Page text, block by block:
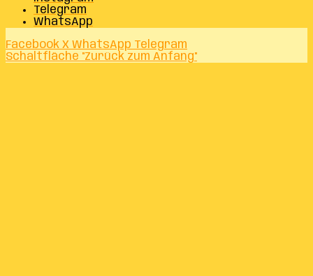
Telegram
WhatsApp
Facebook X WhatsApp Telegram
Schaltfläche "Zurück zum Anfang"